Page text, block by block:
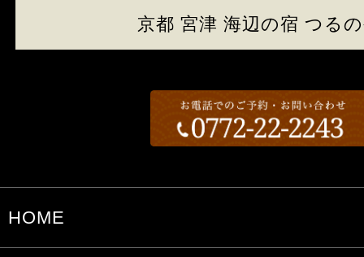
京都 宮津 海辺の宿 つる
HOME